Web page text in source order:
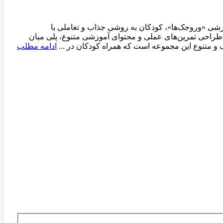
«وروجک‌ها»، کودکان به روشی جذاب و تعاملی با
تمرین‌های عملی و محتوای آموزشی متنوع، پلی میان
و متنوع این مجموعه است که همراه کودکان در ... ادامه مطلب